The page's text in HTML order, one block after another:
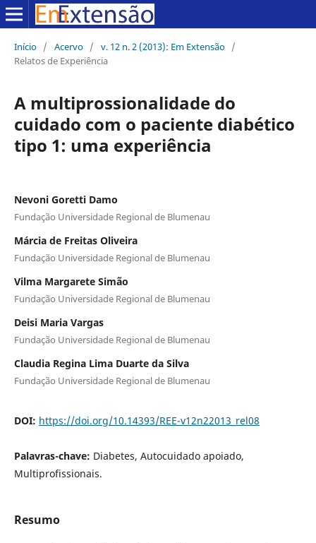
Início / Acervo / v. 12 n. 2 (2013): Em Extensão /
Relatos de Experiência
A multiprossionalidade do
cuidado com o paciente diabético
tipo 1: uma experiência
Nevoni Goretti Damo
Fundação Universidade Regional de Blumenau
Márcia de Freitas Oliveira
Fundação Universidade Regional de Blumenau
Vilma Margarete Simão
Fundação Universidade Regional de Blumenau
Deisi Maria Vargas
Fundação Universidade Regional de Blumenau
Claudia Regina Lima Duarte da Silva
Fundação Universidade Regional de Blumenau
DOI: https://doi.org/10.14393/REE-v12n22013_rel08
Palavras-chave: Diabetes, Autocuidado apoiado,
Multiprofissionais.
Resumo